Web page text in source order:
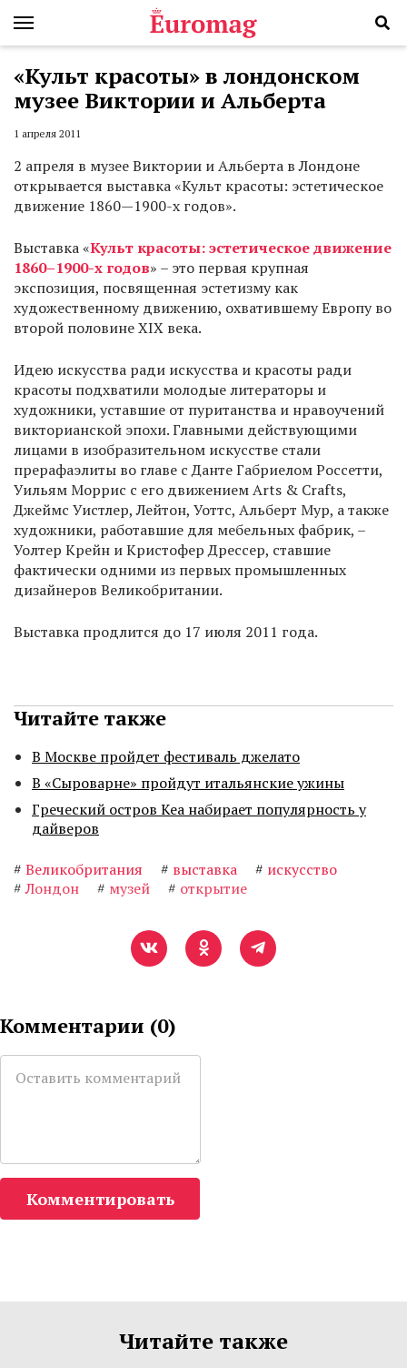
«Культ красоты» в лондонском
музее Виктории и Альберта
1 апреля 2011
2 апреля в музее Виктории и Альберта в Лондоне
открывается выставка «Культ красоты: эстетическое
движение 1860—1900-х годов».
Выставка «Культ красоты: эстетическое движение
1860–1900-х годов» – это первая крупная
экспозиция, посвященная эстетизму как
художественному движению, охватившему Европу во
второй половине XIX века.
Идею искусства ради искусства и красоты ради
красоты подхватили молодые литераторы и
художники, уставшие от пуританства и нравоучений
викторианской эпохи. Главными действующими
лицами в изобразительном искусстве стали
прерафаэлиты во главе с Данте Габриелом Россетти,
Уильям Моррис с его движением Arts & Crafts,
Джеймс Уистлер, Лейтон, Уоттс, Альберт Мур, а также
художники, работавшие для мебельных фабрик, –
Уолтер Крейн и Кристофер Дрессер, ставшие
фактически одними из первых промышленных
дизайнеров Великобритании.
Выставка продлится до 17 июля 2011 года.
Читайте также
В Москве пройдет фестиваль джелато
В «Сыроварне» пройдут итальянские ужины
Греческий остров Кеа набирает популярность у
дайверов
# Великобритания # выставка # искусство
# Лондон # музей # открытие
Комментарии (0)
Комментировать
Читайте также